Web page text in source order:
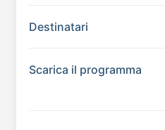
Destinatari
Scarica il programma